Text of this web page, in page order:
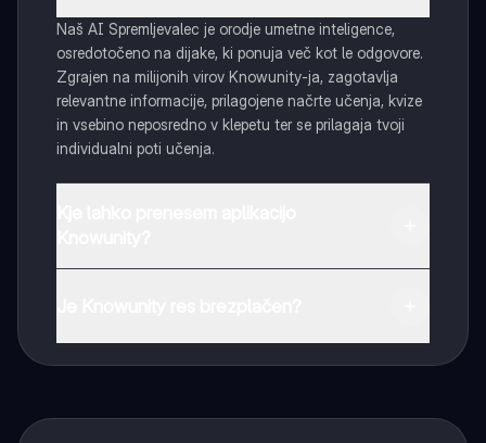
Naš AI Spremljevalec je orodje umetne inteligence,
osredotočeno na dijake, ki ponuja več kot le odgovore.
Zgrajen na milijonih virov Knowunity-ja, zagotavlja
relevantne informacije, prilagojene načrte učenja, kvize
in vsebino neposredno v klepetu ter se prilagaja tvoji
individualni poti učenja.